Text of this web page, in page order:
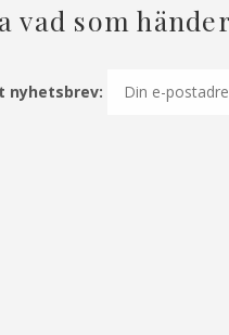
vad som
nyhetsbrev: